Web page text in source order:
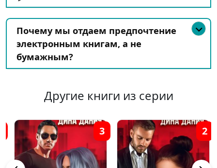
Почему мы отдаем предпочтение
электронным книгам, а не
бумажным?
Другие книги из серии
3 2